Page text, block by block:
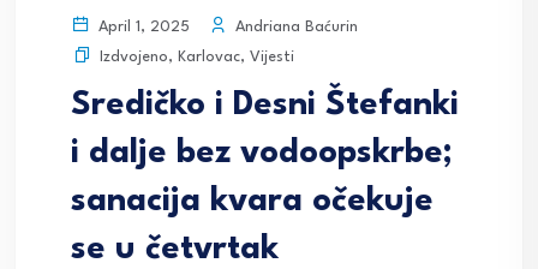
April 1, 2025
Andriana Baćurin
Izdvojeno, Karlovac, Vijesti
Sredičko i Desni Štefanki
i dalje bez vodoopskrbe;
sanacija kvara očekuje
se u četvrtak